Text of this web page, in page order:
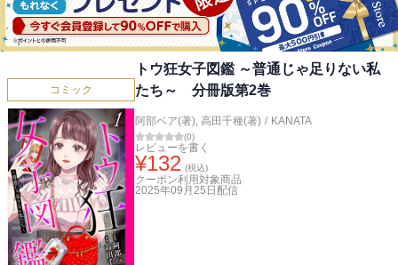
コミック
トウ狂女子図鑑 ～普通じゃ足りない私
たち～ 分冊版第2巻
阿部ベア(著), 高田千種(著) / KANATA
(0)
レビューを書く
¥132 (税込)
クーポン利用対象商品
2025年09月25日 配信